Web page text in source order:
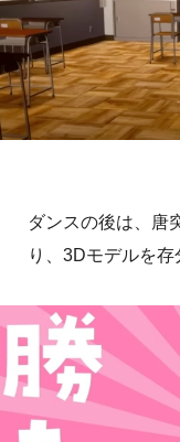
ダンスの後は、唐
り、3Dモデルを存